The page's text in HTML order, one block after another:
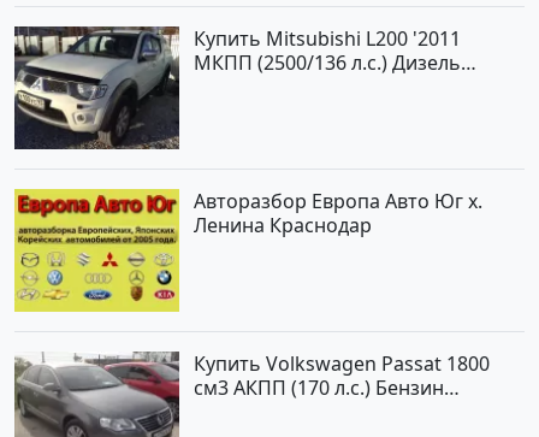
Купить Mitsubishi L200 '2011
МКПП (2500/136 л.с.) Дизель
Авторазбор Европа Авто Юг х.
Ленина Краснодар
Купить Volkswagen Passat 1800
см3 АКПП (170 л.с.) Бензин